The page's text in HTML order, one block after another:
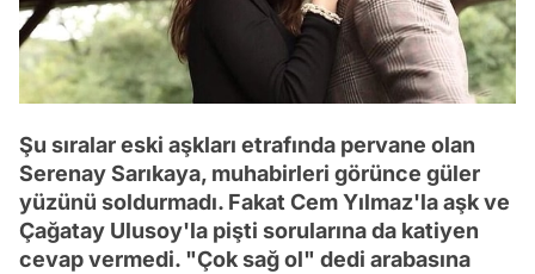
Şu sıralar eski aşkları etrafında pervane olan
Serenay Sarıkaya, muhabirleri görünce güler
yüzünü soldurmadı. Fakat Cem Yılmaz'la aşk ve
Çağatay Ulusoy'la pişti sorularına da katiyen
cevap vermedi. "Çok sağ ol" dedi arabasına